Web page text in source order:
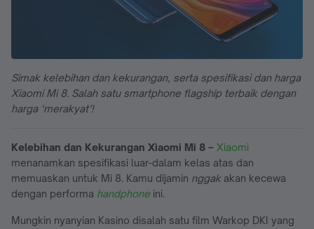
Simak kelebihan dan kekurangan, serta spesifikasi dan harga
Xiaomi Mi 8. Salah satu smartphone flagship terbaik dengan
harga ‘merakyat’!
Kelebihan dan Kekurangan Xiaomi Mi 8 – Xiaomi
menanamkan spesifikasi luar-dalam kelas atas dan
memuaskan untuk Mi 8. Kamu dijamin nggak akan kecewa
dengan performa handphone ini.
Mungkin nyanyian Kasino disalah satu film Warkop DKI yang